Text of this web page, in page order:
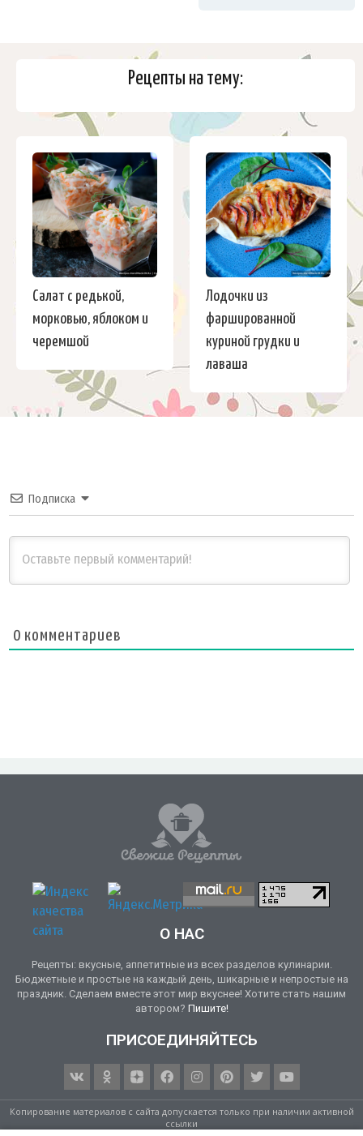
Рецепты на тему:
Салат с редькой,
морковью, яблоком и
черемшой
Лодочки из
фаршированной
куриной грудки и
лаваша
Подписка
0 комментариев
О НАС
Рецепты: вкусные, аппетитные из всех разделов кулинарии.
Бюджетные и простые на каждый день, шикарные и непростые на
праздник. Сделаем вместе этот мир вкуснее! Хотите стать нашим
автором? Пишите!
ПРИСОЕДИНЯЙТЕСЬ
Копирование материалов с сайта допускается только при наличии активной
ссылки